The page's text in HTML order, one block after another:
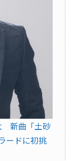
新曲「土砂
ードに初挑